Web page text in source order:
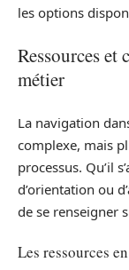
les options
Ressources
métier
La navigation
complexe, mais
processus. Qu’il
d’orientation ou
de se renseigner
Les ressources